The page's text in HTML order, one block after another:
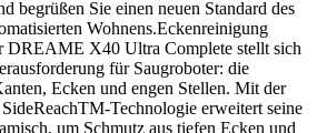
begrüßen Sie einen neuen Standard des
Wohnens.Eckenreinigung
DREAME X40 Ultra Complete stellt sich
für Saugroboter: die
Ecken und engen Stellen. Mit der
Technologie erweitert seine
um Schmutz aus tiefen Ecken und